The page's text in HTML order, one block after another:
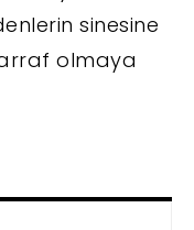
sinesine
olmaya